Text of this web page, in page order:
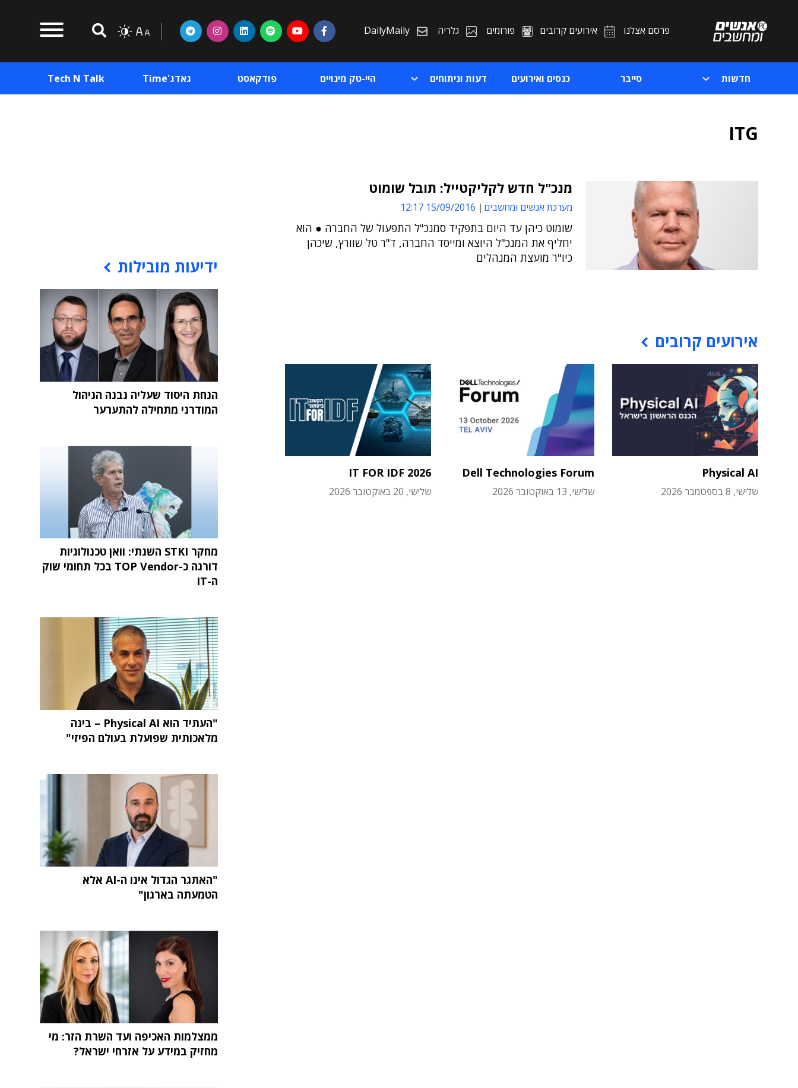
פרסם אצלנו אירועים קרובים פורומים גלריה DailyMaily
חדשות סייבר כנסים ואירועים דעות וניתוחים היי-טק מינויים פודקאסט גאדג'Time Tech N Talk
ITG
מנכ"ל חדש לקליקטייל: תובל שומוט
מערכת אנשים ומחשבים 15/09/2016 12:17
שומוט כיהן עד היום בתפקיד סמנכ"ל התפעול של החברה ● הוא
יחליף את המנכ"ל היוצא ומייסד החברה, ד"ר טל שוורץ, שיכהן
כיו"ר מועצת המנהלים
אירועים קרובים
Physical AI
שלישי, 8 בספטמבר 2026
Dell Technologies Forum
שלישי, 13 באוקטובר 2026
IT FOR IDF 2026
שלישי, 20 באוקטובר 2026
ידיעות מובילות
הנחת היסוד שעליה נבנה הניהול
המודרני מתחילה להתערער
מחקר STKI השנתי: וואן טכנולוגיות
דורגה כ-TOP Vendor בכל תחומי שוק
ה-IT
"העתיד הוא Physical AI – בינה
מלאכותית שפועלת בעולם הפיזי"
"האתגר הגדול אינו ה-AI אלא
הטמעתה בארגון"
ממצלמות האכיפה ועד השרת הזר: מי
מחזיק במידע על אזרחי ישראל?